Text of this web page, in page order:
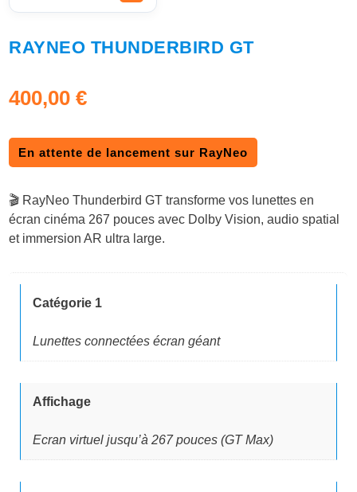
RAYNEO THUNDERBIRD GT
400,00€
En attente de lancement sur RayNeo
🎬 RayNeo Thunderbird GT transforme vos lunettes en
écran cinéma 267 pouces avec Dolby Vision, audio spatial
et immersion AR ultra large.
Catégorie 1
Lunettes connectées écran géant
Affichage
Ecran virtuel jusqu’à 267 pouces (GT Max)